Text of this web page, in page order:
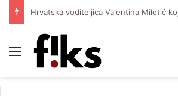
Menu